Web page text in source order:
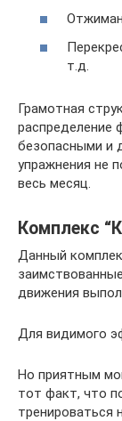
т.д.
Грамотная
распределение
безопасными и
упражнения не
весь месяц.
Комплекс
Данный
движения
Для видимого
Но приятным
тот факт, что
тренироваться